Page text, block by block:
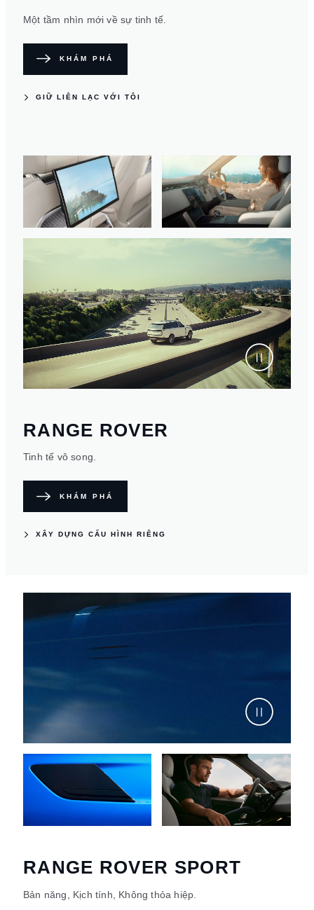
Một tầm nhìn mới về sự tinh tế.
KHÁM PHÁ
GIỮ LIÊN LẠC VỚI TÔI
RANGE ROVER
Tinh tế vô song.
KHÁM PHÁ
XÂY DỰNG CẤU HÌNH RIÊNG
RANGE ROVER SPORT
Bản năng, Kịch tính, Không thỏa hiệp.